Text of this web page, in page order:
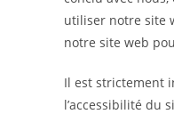
utiliser notre site
notre site web
Il est strictement
l’accessibilité du